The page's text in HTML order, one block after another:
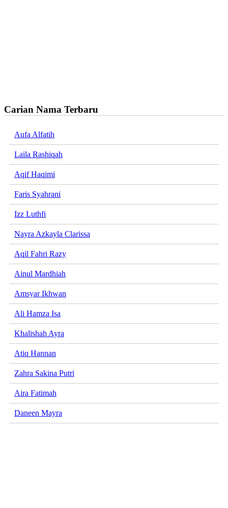
Carian Nama Terbaru
Aufa Alfatih
Laila Rashiqah
Aqif Haqimi
Faris Syahrani
Izz Luthfi
Nayra Azkayla Clarissa
Aqil Fahri Razy
Ainul Mardhiah
Amsyar Ikhwan
Ali Hamza Isa
Khalishah Ayra
Atiq Hannan
Zahra Sakina Putri
Aira Fatimah
Daneen Mayra